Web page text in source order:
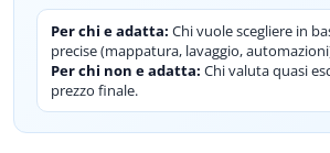
Per chi e adatta: Chi vuole scegliere in
precise (mappatura, lavaggio,
Per chi non e adatta: Chi valuta quasi
prezzo finale.